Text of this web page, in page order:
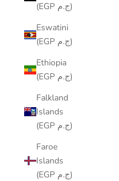
(EGP ج.م)
Eswatini
(EGP ج.م)
Ethiopia
(EGP ج.م)
Falkland
Islands
(EGP ج.م)
Faroe
Islands
(EGP ج.م)